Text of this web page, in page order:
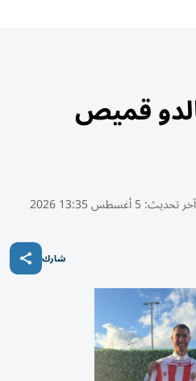
قميص
آخر تحديث:5 أغسطس 13:35 2026
شارك